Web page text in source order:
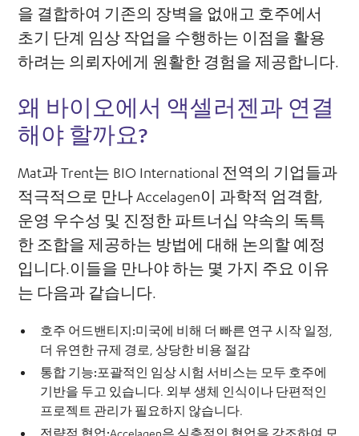
을 결합하여 기존의 장벽을 없애고 호주에서
초기 단계 임상 작업을 수행하는 이점을 활용
하려는 의뢰자에게 원활한 경험을 제공합니다.
왜 바이오에서 액셀러젠과 연결
해야 할까요?
Mat과 Trent는 BIO International 전역의 기업들과
적극적으로 만나 Accelagen이 과학적 엄격함,
운영 우수성 및 진정한 파트너십 약속의 독특
한 조합을 제공하는 방법에 대해 논의할 예정
입니다.이들을 만나야 하는 몇 가지 주요 이유
는 다음과 같습니다.
호주 어드밴티지:미국에 비해 더 빠른 연구 시작 일정,
더 유연한 규제 경로, 상당한 비용 절감
통합 기능:포괄적인 임상 시험 서비스는 모두 호주에
기반을 두고 있습니다. 외부 생체 인식이나 단편적인
프로젝트 관리가 필요하지 않습니다.
전략적 협업:Accelagen은 심층적인 협업을 강조하여 모